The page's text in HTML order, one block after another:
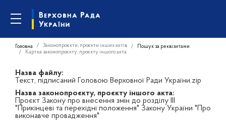
Головна Законопроєкти, проєкти інших актів
Пошук за реквізитами
Картка законопроєкту, проєкту іншого акта
Назва файлу:
Текст, підписаний Головою Верховної Ради України.zip
Назва законопроєкту, проєкту іншого акта:
Проєкт Закону про внесення змін до розділу ІІІ
"Прикінцеві та перехідні положення" Закону України "Про
виконавче провадження"